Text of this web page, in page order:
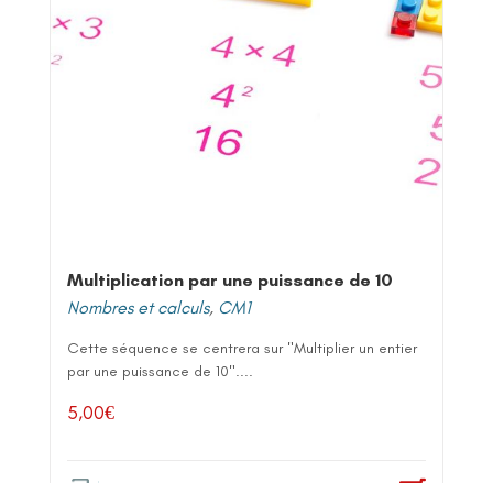
Multiplication par une puissance de 10
Nombres et calculs, CM1
Cette séquence se centrera sur "Multiplier un entier
par une puissance de 10"....
5,00€